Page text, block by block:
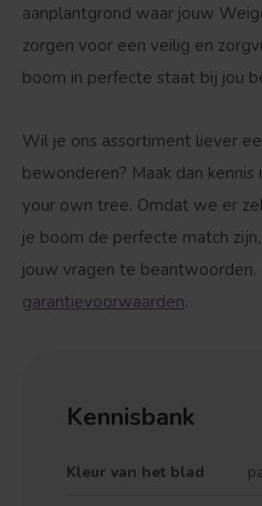
aanplantgrond waar jouw
zorgen voor een veilig en
boom in perfecte staat bij jou
Wil je ons assortiment liever
bewonderen? Maak dan
your own tree. Omdat we er
je boom de perfecte match
jouw vragen te beantwoorden.
garantievoorwaarden.
Kennisbank
Kleur van het blad